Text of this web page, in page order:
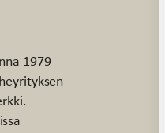
1979